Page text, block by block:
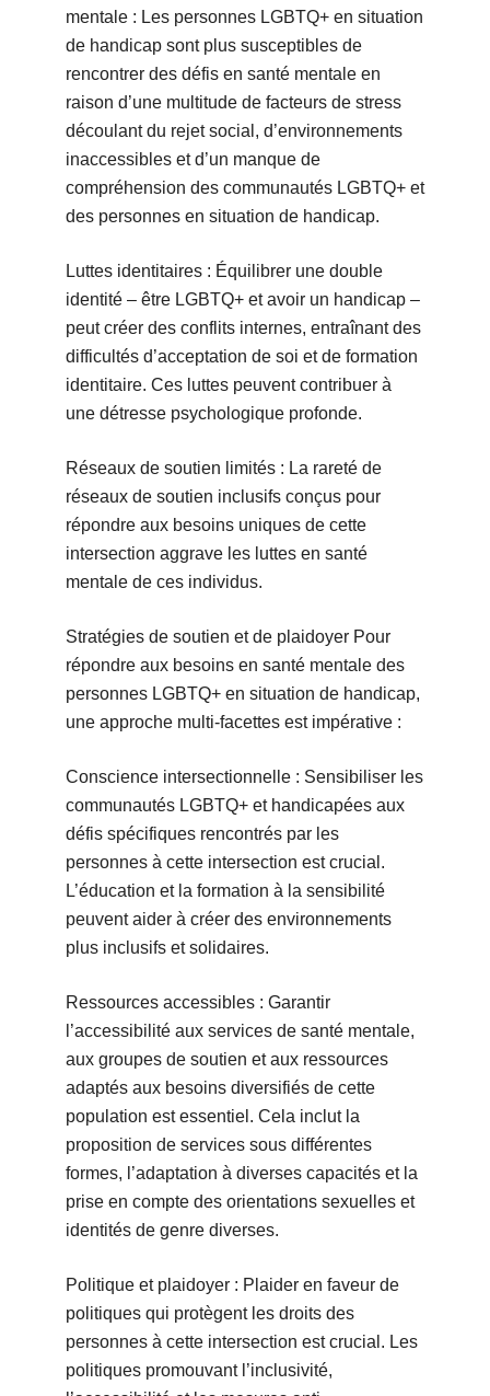
mentale : Les personnes LGBTQ+ en situation
de handicap sont plus susceptibles de
rencontrer des défis en santé mentale en
raison d’une multitude de facteurs de stress
découlant du rejet social, d’environnements
inaccessibles et d’un manque de
compréhension des communautés LGBTQ+ et
des personnes en situation de handicap.
Luttes identitaires : Équilibrer une double
identité – être LGBTQ+ et avoir un handicap –
peut créer des conflits internes, entraînant des
difficultés d’acceptation de soi et de formation
identitaire. Ces luttes peuvent contribuer à
une détresse psychologique profonde.
Réseaux de soutien limités : La rareté de
réseaux de soutien inclusifs conçus pour
répondre aux besoins uniques de cette
intersection aggrave les luttes en santé
mentale de ces individus.
Stratégies de soutien et de plaidoyer Pour
répondre aux besoins en santé mentale des
personnes LGBTQ+ en situation de handicap,
une approche multi-facettes est impérative :
Conscience intersectionnelle : Sensibiliser les
communautés LGBTQ+ et handicapées aux
défis spécifiques rencontrés par les
personnes à cette intersection est crucial.
L’éducation et la formation à la sensibilité
peuvent aider à créer des environnements
plus inclusifs et solidaires.
Ressources accessibles : Garantir
l’accessibilité aux services de santé mentale,
aux groupes de soutien et aux ressources
adaptés aux besoins diversifiés de cette
population est essentiel. Cela inclut la
proposition de services sous différentes
formes, l’adaptation à diverses capacités et la
prise en compte des orientations sexuelles et
identités de genre diverses.
Politique et plaidoyer : Plaider en faveur de
politiques qui protègent les droits des
personnes à cette intersection est crucial. Les
politiques promouvant l’inclusivité,